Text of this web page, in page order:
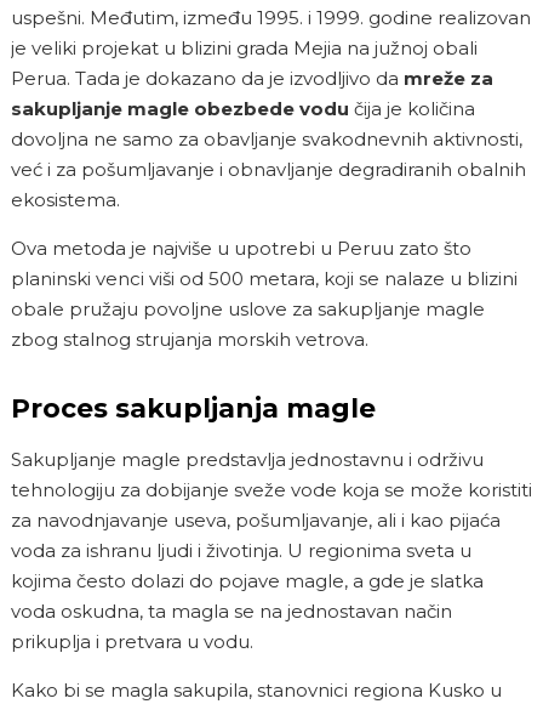
uspešni. Međutim, između 1995. i 1999. godine realizovan
je veliki projekat u blizini grada Mejia na južnoj obali
Perua. Tada je dokazano da je izvodljivo da mreže za
sakupljanje magle obezbede vodu čija je količina
dovoljna ne samo za obavljanje svakodnevnih aktivnosti,
već i za pošumljavanje i obnavljanje degradiranih obalnih
ekosistema.
Ova metoda je najviše u upotrebi u Peruu zato što
planinski venci viši od 500 metara, koji se nalaze u blizini
obale pružaju povoljne uslove za sakupljanje magle
zbog stalnog strujanja morskih vetrova.
Proces sakupljanja magle
Sakupljanje magle predstavlja jednostavnu i održivu
tehnologiju za dobijanje sveže vode koja se može koristiti
za navodnjavanje useva, pošumljavanje, ali i kao pijaća
voda za ishranu ljudi i životinja. U regionima sveta u
kojima često dolazi do pojave magle, a gde je slatka
voda oskudna, ta magla se na jednostavan način
prikuplja i pretvara u vodu.
Kako bi se magla sakupila, stanovnici regiona Kusko u